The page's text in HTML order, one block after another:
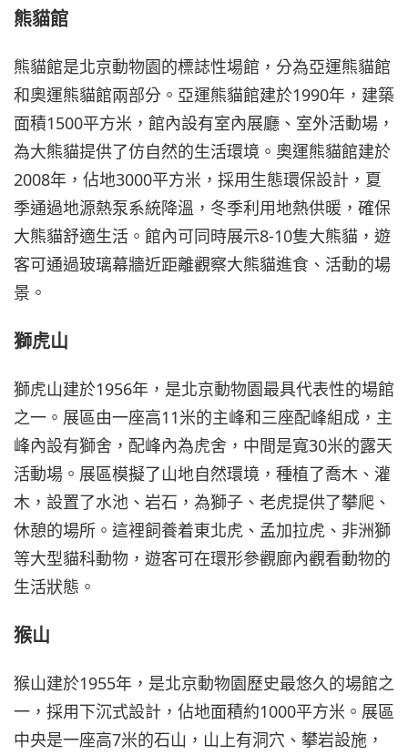
熊貓館
熊貓館是北京動物園的標誌性場館，分為亞運熊貓館
和奧運熊貓館兩部分。亞運熊貓館建於1990年，建築
面積1500平方米，館內設有室內展廳、室外活動場，
為大熊貓提供了仿自然的生活環境。奧運熊貓館建於
2008年，佔地3000平方米，採用生態環保設計，夏
季通過地源熱泵系統降溫，冬季利用地熱供暖，確保
大熊貓舒適生活。館內可同時展示8-10隻大熊貓，遊
客可通過玻璃幕牆近距離觀察大熊貓進食、活動的場
景。
獅虎山
獅虎山建於1956年，是北京動物園最具代表性的場館
之一。展區由一座高11米的主峰和三座配峰組成，主
峰內設有獅舍，配峰內為虎舍，中間是寬30米的露天
活動場。展區模擬了山地自然環境，種植了喬木、灌
木，設置了水池、岩石，為獅子、老虎提供了攀爬、
休憩的場所。這裡飼養着東北虎、孟加拉虎、非洲獅
等大型貓科動物，遊客可在環形參觀廊內觀看動物的
生活狀態。
猴山
猴山建於1955年，是北京動物園歷史最悠久的場館之
一，採用下沉式設計，佔地面積約1000平方米。展區
中央是一座高7米的石山，山上有洞穴、攀岩設施，